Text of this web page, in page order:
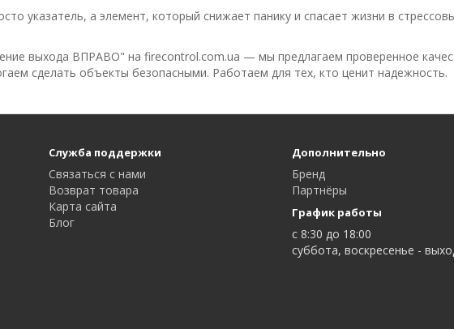
указатель, а элемент, который снижает панику и спасает жизни в
выхода ВПРАВО" на firecontrol.com.ua — мы предлагаем проверенное
сделать объекты безопасными. Работаем для тех, кто ценит надежность.
Служба поддержки
Связаться с нами
Возврат товара
Карта сайта
Блог
Дополнительно
Бренд
Партнёры
График работы
с 8:30 до 18:00
суббота, воскресенье -